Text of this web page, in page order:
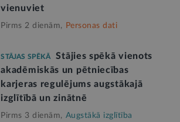
vienuviet
Pirms 2 dienām, Personas dati
STĀJAS SPĒKĀ
Stājies spēkā vienots
akadēmiskās un pētniecības
karjeras regulējums augstākajā
izglītībā un zinātnē
Pirms 3 dienām, Augstākā izglītība